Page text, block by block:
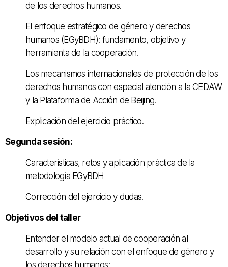
de los derechos humanos.
El enfoque estratégico de género y derechos
humanos (EGyBDH): fundamento, objetivo y
herramienta de la cooperación.
Los mecanismos internacionales de protección de los
derechos humanos con especial atención a la CEDAW
y la Plataforma de Acción de Beijing.
Explicación del ejercicio práctico.
Segunda sesión:
Características, retos y aplicación práctica de la
metodología EGyBDH
Corrección del ejercicio y dudas.
Objetivos del taller
Entender el modelo actual de cooperación al
desarrollo y su relación con el enfoque de género y